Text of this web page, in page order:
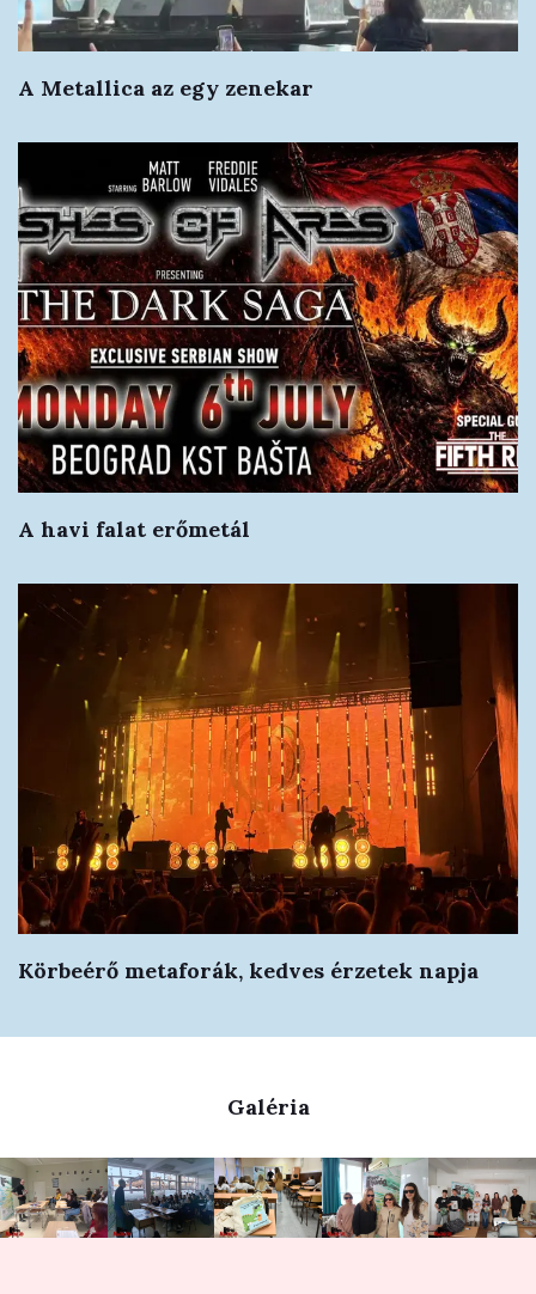
A Metallica az egy zenekar
A havi falat erőmetál
Körbeérő metaforák, kedves érzetek napja
Galéria